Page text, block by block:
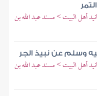
أهل البيت > مسند عبد الله بن
وسلم عن نبيذ الجر
أهل البيت > مسند عبد الله بن